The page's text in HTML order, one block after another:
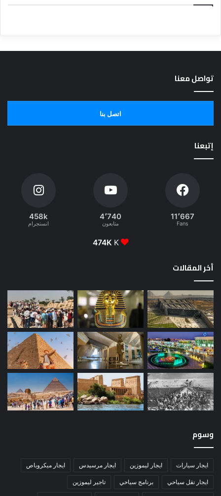
تواصل معنا
اتصل بنا
إتبعنا
11٬667
Fans
4٬740
متابعون
458k
انستجرام
474K K
أخر المقالات
وسوم
ايجار سيارات ايجار ليموزين ايجار مرسيدس ايجار ميكروباص
ايجار نقل سياحي برنامج سياحي تاجير ليموزين